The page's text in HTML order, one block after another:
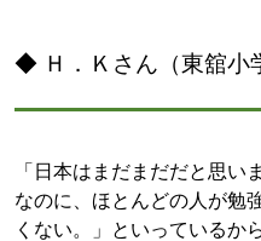
◆ Ｈ．Ｋさん（東舘小
「日本はまだまだだと思い
なのに、ほとんどの人が勉
くない。」といっているか